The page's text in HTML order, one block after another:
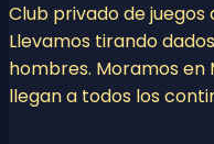
Club privado de juegos
Llevamos tirando
hombres. Moramos
llegan a todos los